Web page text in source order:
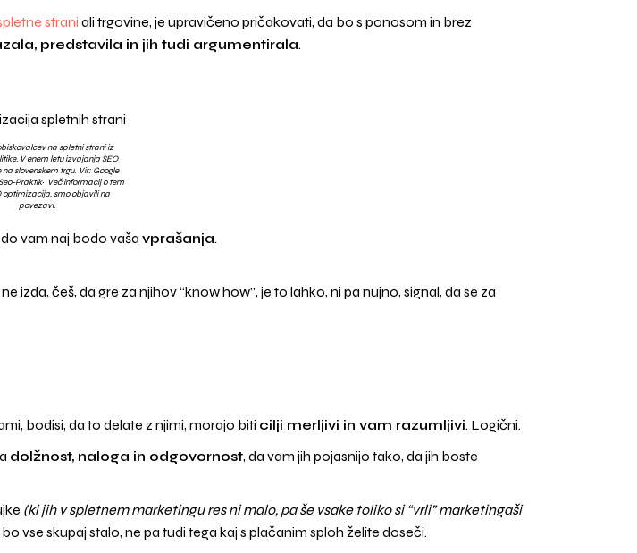
strani ali trgovine, je upravičeno pričakovati, da bo s ponosom in brez
predstavila in jih tudi argumentirala.
na spletni strani iz
V enem letu izvajanja SEO
slovenskem trgu. Vir: Google
Praktik. Več informacij o tem
optimizacija, smo objavili na
povezavi.
vam naj bodo vaša vprašanja.
češ, da gre za njihov “know how”, je to lahko, ni pa nujno, signal, da se za
bodisi, da to delate z njimi, morajo biti cilji merljivi in vam razumljivi. Logični.
dolžnost, naloga in odgovornost, da vam jih pojasnijo tako, da jih boste
(ki jih v spletnem marketingu res ni malo, pa še vsake toliko si “vrli” marketingaši
vse skupaj stalo, ne pa tudi tega kaj s plačanim sploh želite doseči.